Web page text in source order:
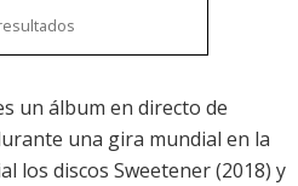
un álbum en directo de
una gira mundial en la
los discos Sweetener(2018) y